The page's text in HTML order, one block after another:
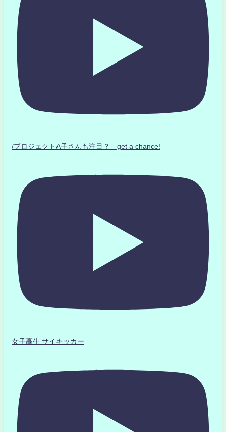
/プロジェクトA子さんも注目？ get a chance!
女子高生 サイキッカー